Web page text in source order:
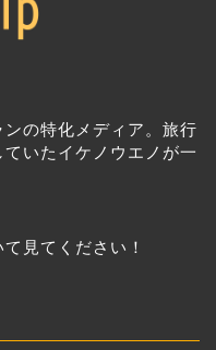
の特化メディア。旅行
いたイケノウエノが一
見てください！